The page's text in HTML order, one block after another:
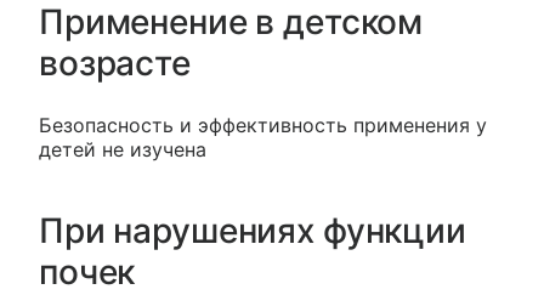
Применение в детском
возрасте
Безопасность и эффективность применения у
детей не изучена
При нарушениях функции
почек